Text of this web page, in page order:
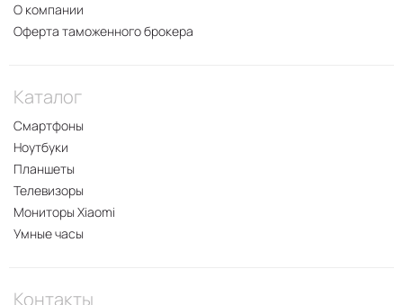
О компании
Оферта таможенного брокера
Каталог
Смартфоны
Ноутбуки
Планшеты
Телевизоры
Мониторы Xiaomi
Умные часы
Контакты